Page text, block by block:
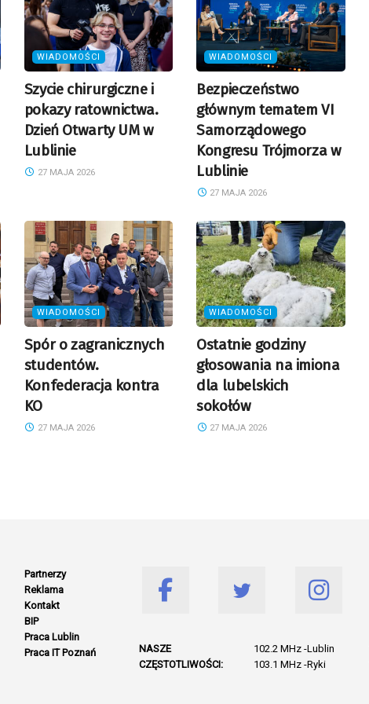
WIADOMOŚCI
Szycie chirurgiczne i
pokazy ratownictwa.
Dzień Otwarty UM w
Lublinie
27 MAJA 2026
WIADOMOŚCI
Bezpieczeństwo
głównym tematem VI
Samorządowego
Kongresu Trójmorza w
Lublinie
27 MAJA 2026
WIADOMOŚCI
Spór o zagranicznych
studentów.
Konfederacja kontra
KO
27 MAJA 2026
WIADOMOŚCI
Ostatnie godziny
głosowania na imiona
dla lubelskich
sokołów
27 MAJA 2026
Partnerzy
Reklama
Kontakt
BIP
Praca Lublin
Praca IT Poznań
NASZE
CZĘSTOTLIWOŚCI:
102.2 MHz -Lublin
103.1 MHz -Ryki